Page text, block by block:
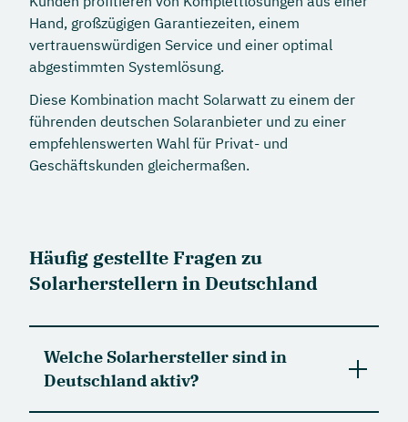
Hand, großzügigen Garantiezeiten, einem
vertrauenswürdigen Service und einer optimal
abgestimmten Systemlösung.
Diese Kombination macht Solarwatt zu einem der
führenden deutschen Solaranbieter und zu einer
empfehlenswerten Wahl für Privat- und
Geschäftskunden gleichermaßen.
Häufig gestellte Fragen zu
Solarherstellern in Deutschland
Welche Solarhersteller sind in
Deutschland aktiv?